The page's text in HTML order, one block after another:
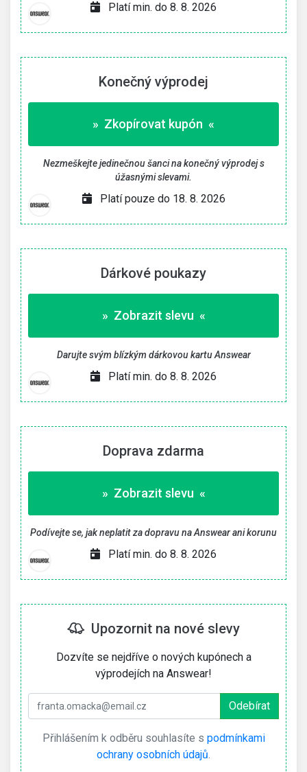
Platí min. do 8. 8. 2026
Konečný výprodej
» Zkopírovat kupón «
Nezmeškejte jedinečnou šanci na konečný výprodej s
úžasnými slevami.
Platí pouze do 18. 8. 2026
Dárkové poukazy
» Zobrazit slevu «
Darujte svým blízkým dárkovou kartu Answear
Platí min. do 8. 8. 2026
Doprava zdarma
» Zobrazit slevu «
Podívejte se, jak neplatit za dopravu na Answear ani korunu
Platí min. do 8. 8. 2026
Upozornit na nové slevy
Dozvíte se nejdříve o nových kupónech a
výprodejích na Answear!
Přihlášením k odběru souhlasíte s podmínkami
ochrany osobních údajů.